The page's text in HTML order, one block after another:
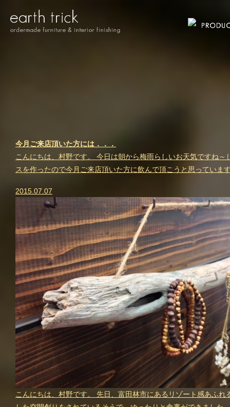
今月ご来店頂いた方には．．．
こんにちは、村野です。 今日は朝から梅雨らしいお天気ですね
スを作ったので今月ご来店頂いた方に飲んで頂こうと思っていま
2015.07.07
こんにちは、村野です。 先日、富田林市にあるリゾート感あふ